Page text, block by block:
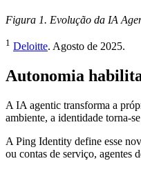
Figura 1. Evolução da IA
1 Deloitte. Agosto de 2025.
Autonomia
A IA agentic transforma a
ambiente, a identidade torna-
A Ping Identity define esse
ou contas de serviço, agentes